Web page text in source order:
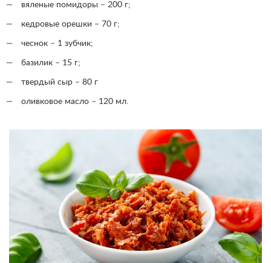
вяленые помидоры – 200 г;
кедровые орешки – 70 г;
чеснок – 1 зубчик;
базилик – 15 г;
твердый сыр – 80 г
оливковое масло – 120 мл.